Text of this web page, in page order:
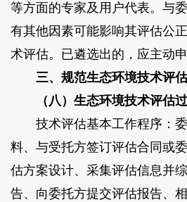
等方面的专家及用户代表。与
有其他因素可能影响其评估公
术评估。已遴选出的，应主动申
三、规范生态环境技术评
（八）生态环境技术评估
技术评估基本工作程序：委
料、与受托方签订评估合同或
估方案设计、采集评估信息并
告、向委托方提交评估报告、